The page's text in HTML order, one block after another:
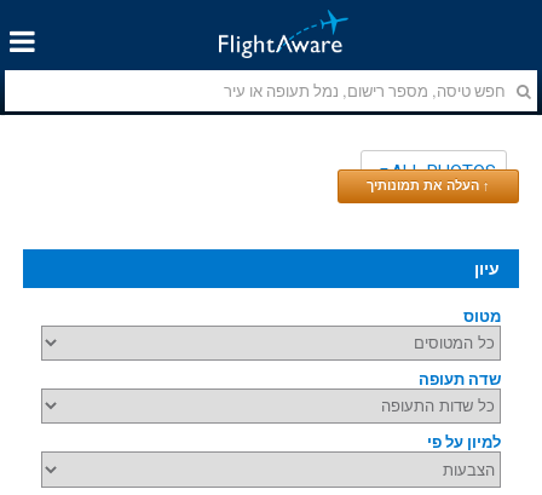
ALL PHOTOS
↑ העלה את תמונותיך
עיון
מטוס
שדה תעופה
למיון על פי